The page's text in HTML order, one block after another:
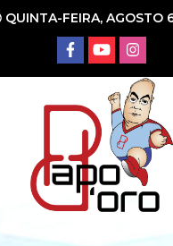
QUINTA-FEIRA, AGOSTO